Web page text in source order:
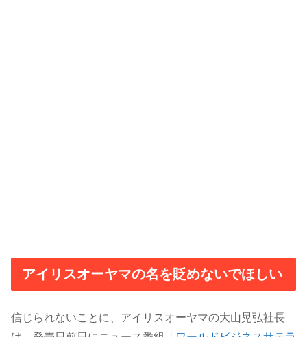
アイリスオーヤマの名を貶めないでほしい
信じられないことに、アイリスオーヤマの大山晃弘社長